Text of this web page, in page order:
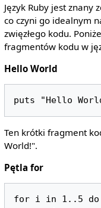
Język Ruby jest znany
co czyni go idealnym
zwięzłego kodu.
fragmentów kodu w
Hello World
Ten krótki fragment
World!".
Pętla for
for i in 1..5 do